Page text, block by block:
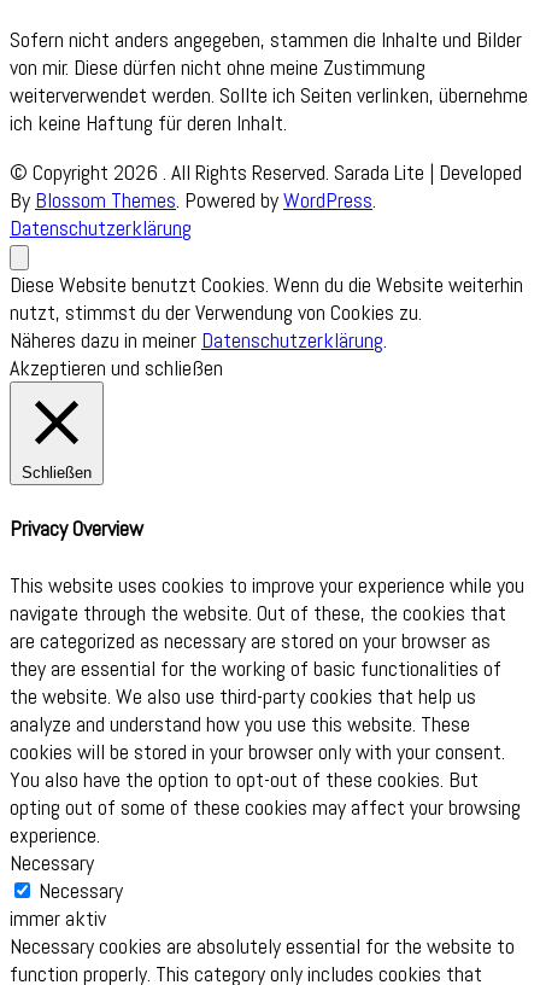
Sofern nicht anders angegeben, stammen die Inhalte und Bilder
von mir. Diese dürfen nicht ohne meine Zustimmung
weiterverwendet werden. Sollte ich Seiten verlinken, übernehme
ich keine Haftung für deren Inhalt.
© Copyright 2026 . All Rights Reserved. Sarada Lite | Developed
By Blossom Themes. Powered byWordPress.
Datenschutzerklärung
Diese Website benutzt Cookies. Wenn du die Website weiterhin
nutzt, stimmst du der Verwendung von Cookies zu.
Näheres dazu in meiner Datenschutzerklärung.
Akzeptieren und schließen
Schließen
Privacy Overview
This website uses cookies to improve your experience while you
navigate through the website. Out of these, the cookies that
are categorized as necessary are stored on your browser as
they are essential for the working of basic functionalities of
the website. We also use third-party cookies that help us
analyze and understand how you use this website. These
cookies will be stored in your browser only with your consent.
You also have the option to opt-out of these cookies. But
opting out of some of these cookies may affect your browsing
experience.
Necessary
Necessary
immer aktiv
Necessary cookies are absolutely essential for the website to
function properly. This category only includes cookies that